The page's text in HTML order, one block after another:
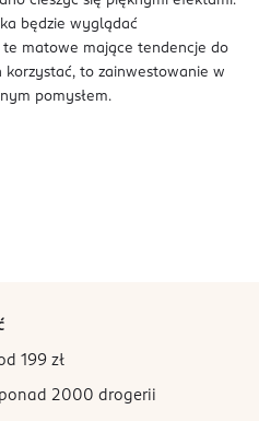
będzie wyglądać
matowe mające tendencje do
korzystać, to zainwestowanie w
pomysłem.
199 zł
2000 drogerii